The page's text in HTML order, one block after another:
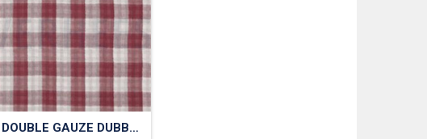
DOUBLE GAUZE DUBBELZIJDIGE RUITEN